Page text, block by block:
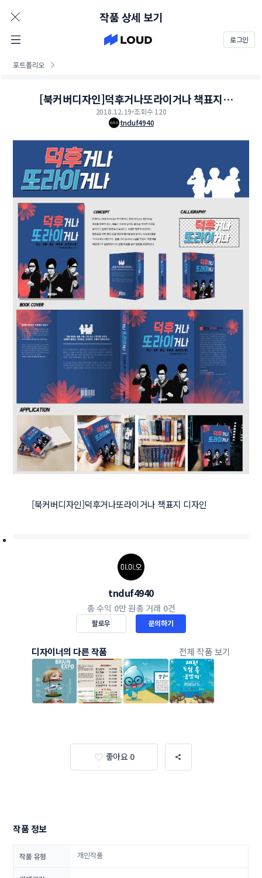
로그인
포트폴리오
작품 상세 보기
[북커버디자인]덕후거나또라이거나 책표지
디자인
2018.12.19 조회수 120
tnduf4940
[북커버디자인]덕후거나또라이거나 책표지 디자인
tnduf4940
총 수익 0만 원총 거래 0건
팔로우 문의하기
디자이너의 다른 작품 전체 작품 보기
좋아요 0
작품 정보
작품 유형 개인작품